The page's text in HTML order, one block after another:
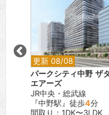
更新 08/08
パークシティ中野 ザ
エアーズ
JR中央・総武線
『中野駅』徒歩4分
間取り：1DK〜3LDK